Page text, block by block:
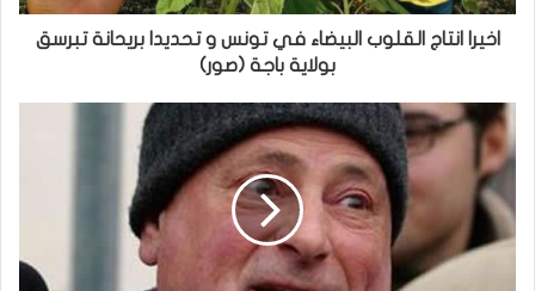
اخيرا انتاج القلوب البيضاء في تونس و تحديدا بريحانة تبرسق
بولاية باجة (صور)